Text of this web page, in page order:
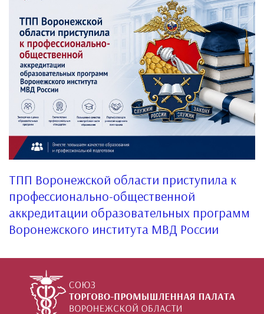
ТПП Воронежской области приступила к
профессионально-общественной
аккредитации образовательных программ
Воронежского института МВД России